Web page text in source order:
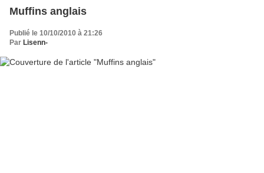
Muffins anglais
Publié le 10/10/2010 à 21:26
Par Lisenn-